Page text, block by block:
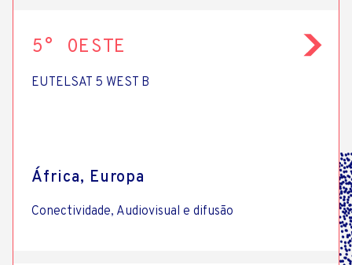
5° OESTE
EUTELSAT 5 WEST B
África, Europa
Conectividade, Audiovisual e difusão